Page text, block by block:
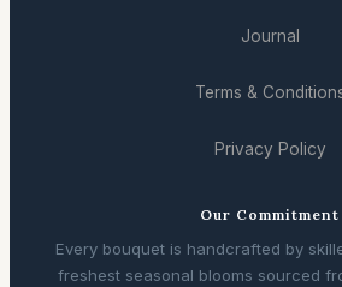
Journal
Terms &
Privacy Policy
Our Commitment
Every bouquet is handcrafted by
freshest seasonal blooms sourced